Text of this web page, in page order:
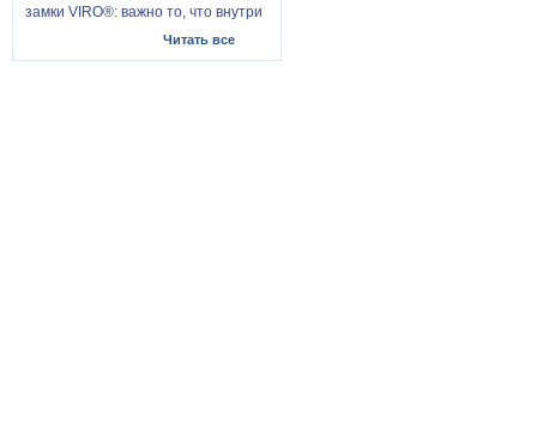
замки VIRO®: важно то, что внутри
Читать все